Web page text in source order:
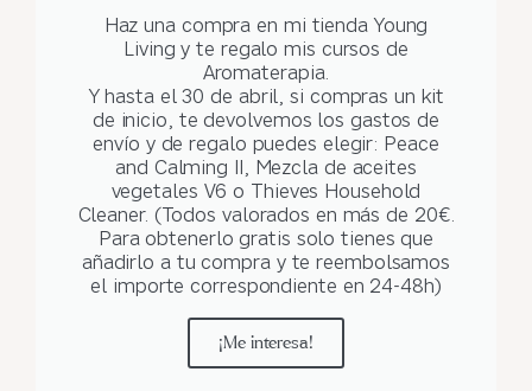
Haz una compra en mi tienda Young
Living y te regalo mis cursos de
Aromaterapia.
Y hasta el 30 de abril, si compras un kit
de inicio, te devolvemos los gastos de
envío y de regalo puedes elegir: Peace
and Calming II, Mezcla de aceites
vegetales V6 o Thieves Household
Cleaner. (Todos valorados en más de 20€.
Para obtenerlo gratis solo tienes que
añadirlo a tu compra y te reembolsamos
el importe correspondiente en 24-48h)
¡Me interesa!